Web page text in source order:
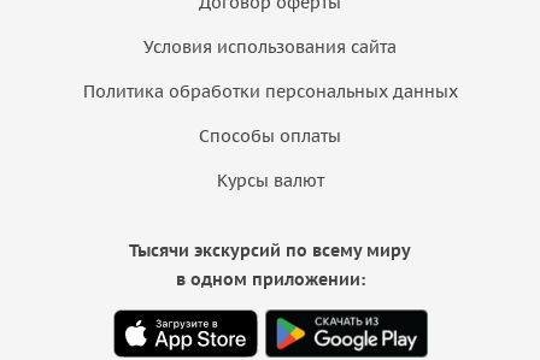
Условия использования сайта
Политика обработки персональных данных
Способы оплаты
Курсы валют
Тысячи экскурсий по всему миру
в одном приложении: